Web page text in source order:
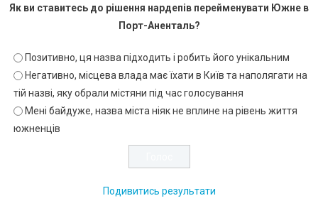
Як ви ставитесь до рішення нардепів перейменувати Южне в
Порт-Аненталь?
Позитивно, ця назва підходить і робить його унікальним
Негативно, місцева влада має їхати в Київ та наполягати на
тій назві, яку обрали містяни під час голосування
Мені байдуже, назва міста ніяк не вплине на рівень життя
южненців
Подивитись результати